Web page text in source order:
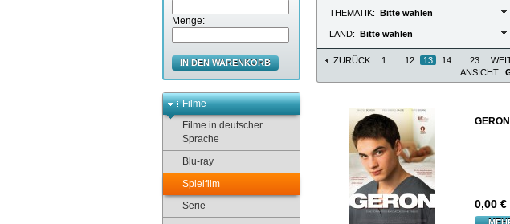
Menge:
IN DEN WARENKORB
Filme
Filme in deutscher
Sprache
Blu-ray
Spielfilm
Serie
THEMATIK: Bitte wählen
LAND: Bitte wählen
ZURÜCK 1 12 13 14 23
ANSICHT:
GERON
0,00 €